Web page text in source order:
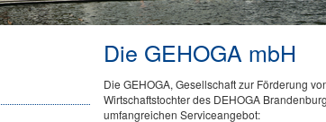
Die GEHOGA mbH
Die GEHOGA, Gesellschaft zur Förderung
Wirtschaftstochter des DEHOGA
umfangreichen Serviceangebot: